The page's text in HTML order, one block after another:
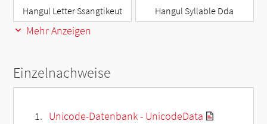
Hangul Letter Ssangtikeut Hangul Syllable Dda
Mehr Anzeigen
Einzelnachweise
Unicode-Datenbank - UnicodeData